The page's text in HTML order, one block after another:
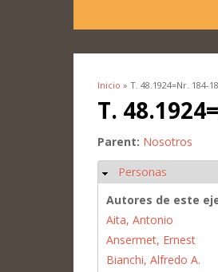
Se encuentra usted
Inicio » T. 48.1924=Nr. 184-
T.
Parent: Nosotros
Ocultar
Personas
Autores de este
Aita, Antonio
Ansermet, Ernest
Bianchi, Alfredo A.